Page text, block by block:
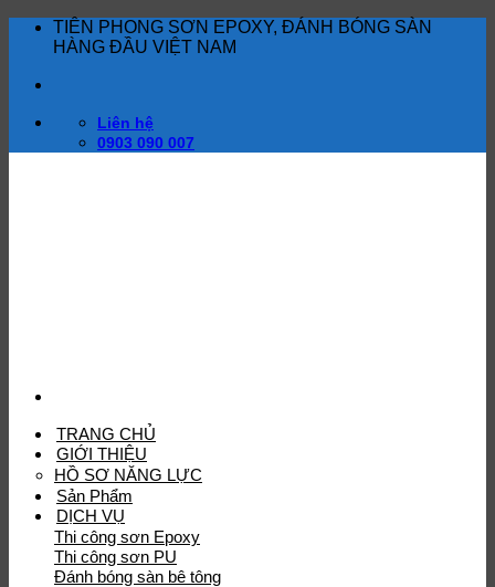
dung
TIÊN PHONG SƠN EPOXY, ĐÁNH BÓNG SÀN
HÀNG ĐẦU VIỆT NAM
Liên hệ
0903 090 007
TRANG CHỦ
GIỚI THIỆU
HỒ SƠ NĂNG LỰC
Sản Phẩm
DỊCH VỤ
Thi công sơn Epoxy
Thi công sơn PU
Đánh bóng sàn bê tông